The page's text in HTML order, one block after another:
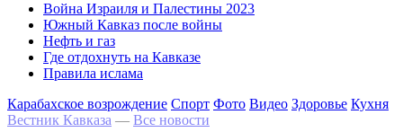
Война Израиля и Палестины 2023
Южный Кавказ после войны
Нефть и газ
Где отдохнуть на Кавказе
Правила ислама
Карабахское возрождение Спорт Фото Видео Здоровье Кухня
Вестник Кавказа — Все новости